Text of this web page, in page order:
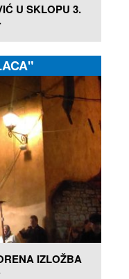
U SKLOPU 3.
IZLOŽBA